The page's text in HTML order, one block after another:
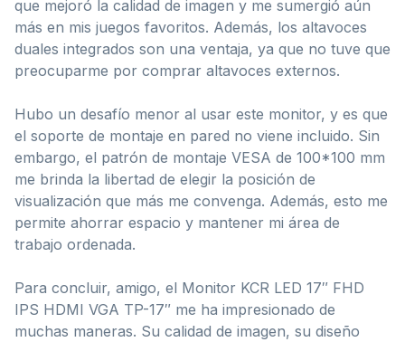
que mejoró la calidad de imagen y me sumergió aún
más en mis juegos favoritos. Además, los altavoces
duales integrados son una ventaja, ya que no tuve que
preocuparme por comprar altavoces externos.
Hubo un desafío menor al usar este monitor, y es que
el soporte de montaje en pared no viene incluido. Sin
embargo, el patrón de montaje VESA de 100*100 mm
me brinda la libertad de elegir la posición de
visualización que más me convenga. Además, esto me
permite ahorrar espacio y mantener mi área de
trabajo ordenada.
Para concluir, amigo, el Monitor KCR LED 17″ FHD
IPS HDMI VGA TP-17″ me ha impresionado de
muchas maneras. Su calidad de imagen, su diseño